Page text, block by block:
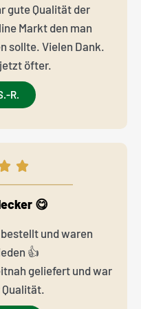
gute Qualität der
Markt den man
sollte. Vielen Dank.
öfter.
R.
😋
und waren
👍
geliefert und war